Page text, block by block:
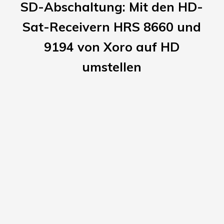
SD-Abschaltung: Mit den HD-
Sat-Receivern HRS 8660 und
9194 von Xoro auf HD
umstellen